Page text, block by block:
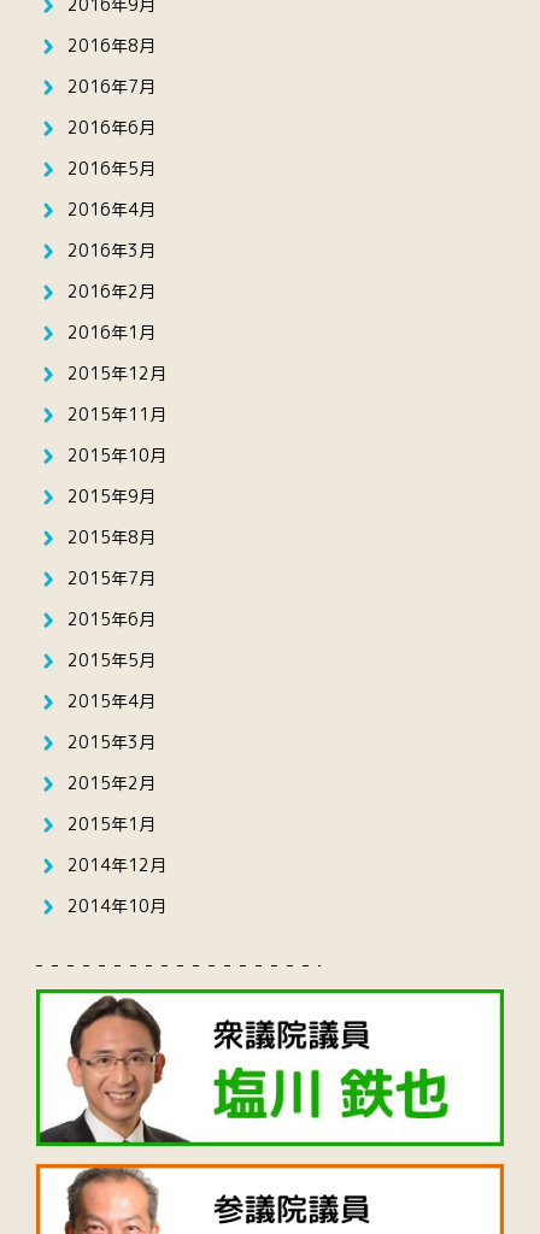
2016年8月
2016年7月
2016年6月
2016年5月
2016年4月
2016年3月
2016年2月
2016年1月
2015年12月
2015年11月
2015年10月
2015年9月
2015年8月
2015年7月
2015年6月
2015年5月
2015年4月
2015年3月
2015年2月
2015年1月
2014年12月
2014年10月